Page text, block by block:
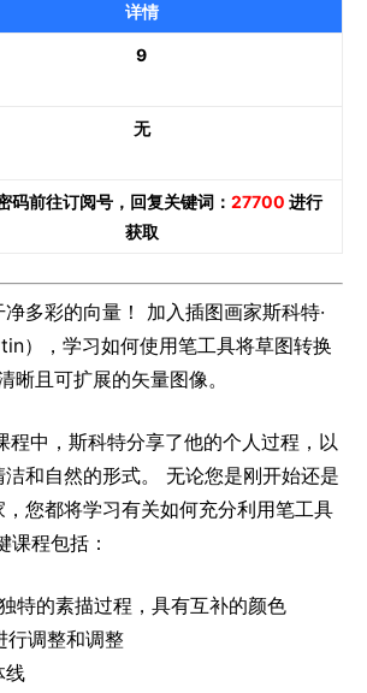
详情
9
无
码前往订阅号，回复关键词： 27700 进行
获取
多彩的向量！ 加入插图画家斯科特·
），学习如何使用笔工具将草图转换
且可扩展的矢量图像。
程中，斯科特分享了他的个人过程，以
和自然的形式。 无论您是刚开始还是
您都将学习有关如何充分利用笔工具
课程包括：
特的素描过程，具有互补的颜色
调整和调整
线